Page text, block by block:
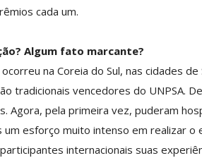
cada um.
Algum fato marcante?
na Coreia do Sul, nas cidades
tradicionais vencedores do UNPSA.
Agora, pela primeira vez, puderam
um esforço muito intenso em realizar
internacionais suas